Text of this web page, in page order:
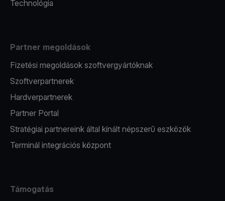
Technológia
Partner megoldások
Fizetési megoldások szoftvergyártóknak
Szoftverpartnerek
Hardverpartnerek
Partner Portal
Stratégiai partnereink által kínált népszerű eszközök
Terminál integrációs központ
Támogatás